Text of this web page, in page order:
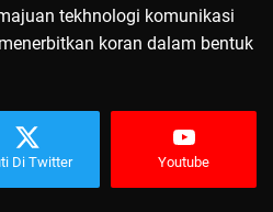
tekhnologi komunikasi
koran dalam bentuk
Di Twitter Youtube